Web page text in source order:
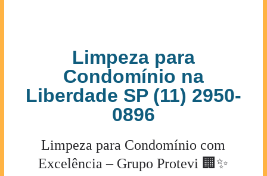
Limpeza para
Condomínio na
Liberdade SP (11) 2950-
0896
Limpeza para Condomínio com
Excelência – Grupo Protevi 🏢✨